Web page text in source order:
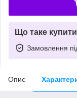
Що таке
Замовлення
Опис